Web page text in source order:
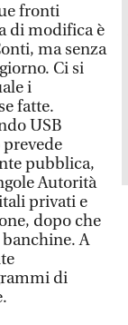
fronti
di modifica è
ma senza
Ci si
i
fatte.
USB
pubblica,
Autorità
privati e
dopo che
A
di